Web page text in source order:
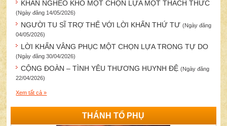
KHẤN NGHÈO KHÓ MỘT CHỌN LỰA MỘT THÁCH THỨC
(Ngày đăng 14/05/2026)
NGƯỜI TU SĨ TRỢ THẾ VỚI LỜI KHẤN THỨ TƯ(Ngày đăng
04/05/2026)
LỜI KHẤN VÂNG PHỤC MỘT CHỌN LỰA TRONG TỰ DO
(Ngày đăng 30/04/2026)
CỘNG ĐOÀN – TÌNH YÊU THƯƠNG HUYNH ĐỆ(Ngày đăng
22/04/2026)
Xem tất cả »
THÁNH TỔ PHỤ